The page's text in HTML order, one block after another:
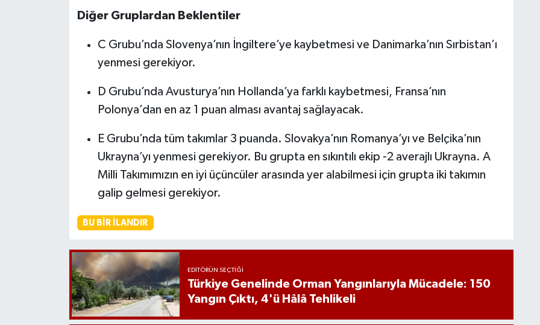
Diğer Gruplardan Beklentiler
C Grubu’nda Slovenya’nın İngiltere’ye kaybetmesi ve Danimarka’nın Sırbistan’ı
yenmesi gerekiyor.
D Grubu’nda Avusturya’nın Hollanda’ya farklı kaybetmesi, Fransa’nın
Polonya’dan en az 1 puan alması avantaj sağlayacak.
E Grubu’nda tüm takımlar 3 puanda. Slovakya’nın Romanya’yı ve Belçika’nın
Ukrayna’yı yenmesi gerekiyor. Bu grupta en sıkıntılı ekip -2 averajlı Ukrayna. A
Milli Takımımızın en iyi üçüncüler arasında yer alabilmesi için grupta iki takımın
galip gelmesi gerekiyor.
BU BIR İLANDIR
EDITÖRÜN SEÇTIĞI
Türkiye Genelinde Orman Yangınlarıyla Mücadele: 150
Yangın Çıktı, 4'ü Hâlâ Tehlikeli